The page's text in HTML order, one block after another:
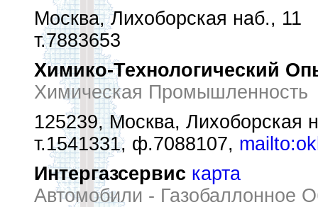
Москва, Лихоборская наб., 11
т.7883653
Химико-Технологический
Химическая Промышленность
125239, Москва, Лихоборская
т.1541331, ф.7088107,
Интергазсервис карта
Автомобили - Газобаллонное